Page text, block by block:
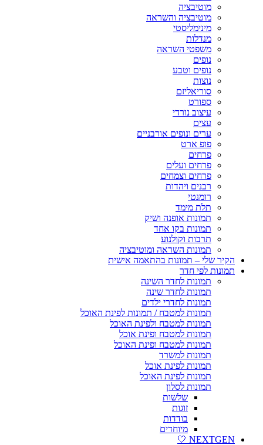
מוטיבציה
מוטיבציה והשראה
מינימליסטי
מנדלות
משפטי השראה
נופים
נופים וטבע
נוצות
סוריאליזם
ספורט
עיצוב נורדי
עצים
ערים ונופים אורבניים
פופ ארט
פרחים
פרחים ועלים
פרחים וצמחים
רבנים ויהדות
רומנטי
תלת מימד
תמונות אופנה ושיק
תמונות בקו אחד
תרבות וקולנוע
תמונות השראה ומוטיבציה
הקיר שלי – תמונות בהתאמה אישית
תמונות לפי חדר
תמונות לחדר השינה
תמונות לחדר שינה
תמונות לחדרי ילדים
תמונות למטבח / תמונות לפינת האוכל
תמונות למטבח ולפינת האוכל
תמונות למטבח ופינת אוכל
תמונות למטבח ופינת האוכל
תמונות למשרד
תמונות לפינת אוכל
תמונות לפינת האוכל
תמונות לסלון
שלשות
זוגות
בודדות
מיוחדים
NEXTGEN 🤍